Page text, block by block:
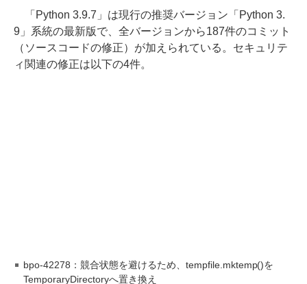
「Python 3.9.7」は現行の推奨バージョン「Python 3.
9」系統の最新版で、全バージョンから187件のコミット
（ソースコードの修正）が加えられている。セキュリテ
ィ関連の修正は以下の4件。
bpo-42278：競合状態を避けるため、tempfile.mktemp()を
TemporaryDirectoryへ置き換え